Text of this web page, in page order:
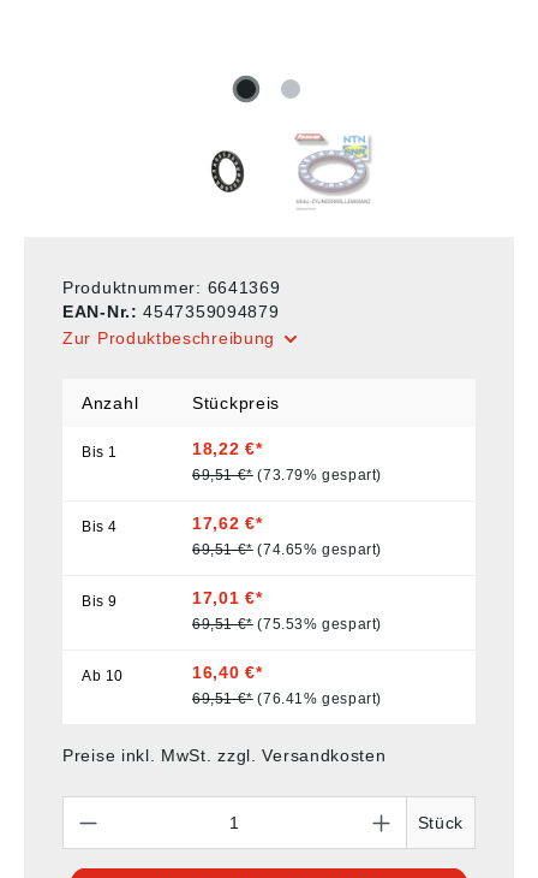
Produktnummer: 6641369
EAN-Nr.:4547359094879
Zur Produktbeschreibung
Anzahl Stückpreis
Bis 1 18,22 €*
69,51 €* (73.79% gespart)
Bis4 17,62 €*
69,51 €* (74.65% gespart)
Bis9 17,01 €*
69,51 €* (75.53% gespart)
Ab 10 16,40 €*
69,51 €* (76.41% gespart)
Preise inkl. MwSt. zzgl. Versandkosten
Stück